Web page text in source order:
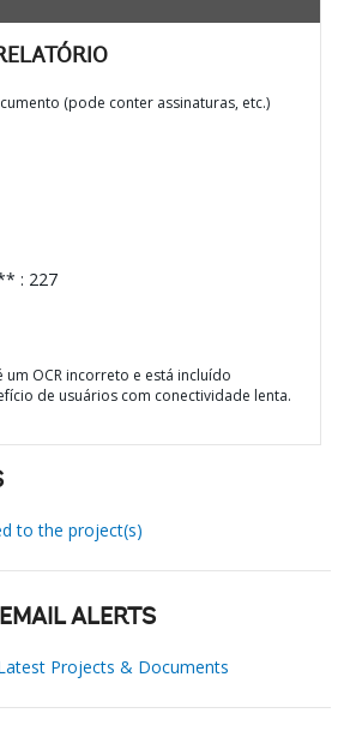
(pode conter assinaturas, etc.)
: 227
OCR incorreto e está incluído
de usuários com conectividade lenta.
to the project(s)
ALERTS
Projects & Documents